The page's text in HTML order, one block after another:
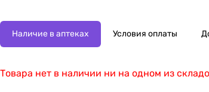
Наличие в аптеках Условия оплаты
Товара нет в наличии ни на одном из